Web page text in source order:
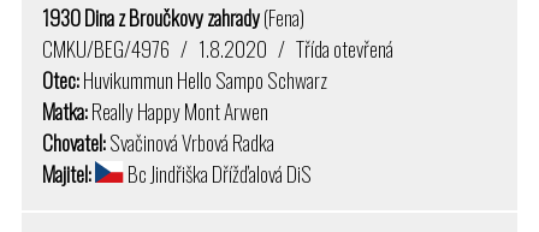
1930 Dina z Broučkovy zahrady(Fena)
CMKU/BEG/4976 / 1.8.2020 / Třída otevřená
Otec:Huvikummun Hello Sampo Schwarz
Matka:Really Happy Mont Arwen
Chovatel:Svačinová Vrbová Radka
Majitel:
Bc Jindřiška Dřížďalová DiS